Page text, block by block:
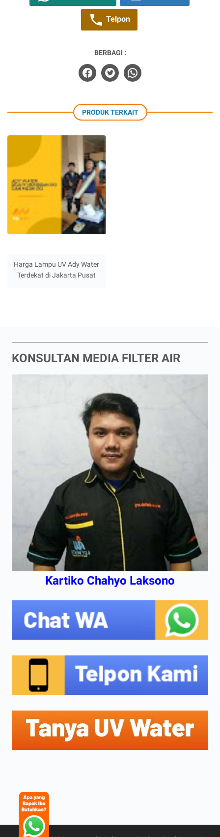
Telpon
BERBAGI :
PRODUK TERKAIT
Harga Lampu UV Ady Water
Terdekat di Jakarta Pusat
KONSULTAN MEDIA FILTER AIR
Kartiko Chahyo Laksono